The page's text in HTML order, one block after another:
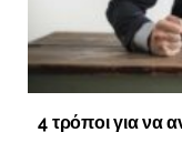
4 τρόποι για να